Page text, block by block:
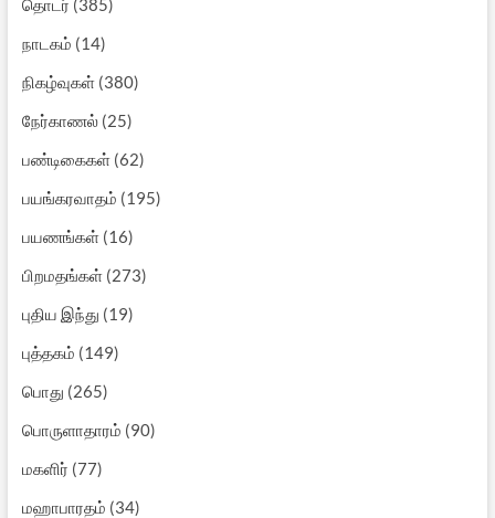
தொடர் (385)
நாடகம் (14)
நிகழ்வுகள்(380)
நேர்காணல்(25)
பண்டிகைகள்(62)
பயங்கரவாதம் (195)
பயணங்கள்(16)
பிறமதங்கள்(273)
புதிய இந்து (19)
புத்தகம் (149)
பொது (265)
பொருளாதாரம் (90)
மகளிர் (77)
மஹாபாரதம் (34)